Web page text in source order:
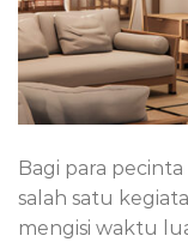
Bagi para
salah satu
mengisi waktu